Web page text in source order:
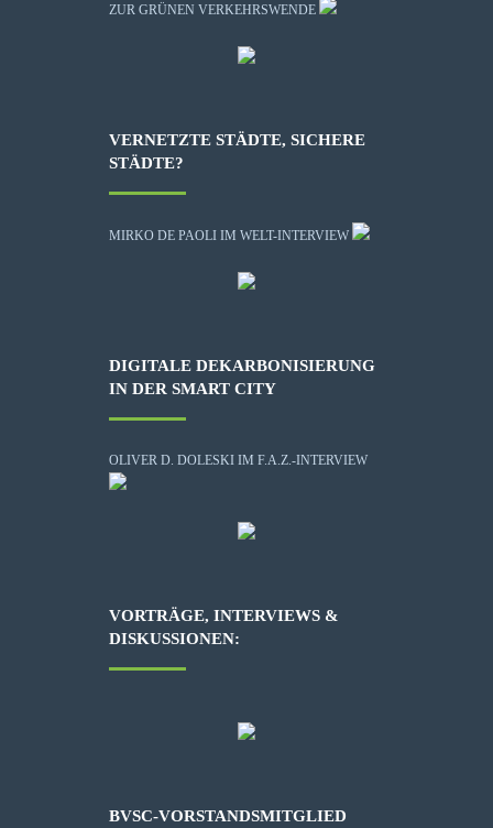
ZUR GRÜNEN VERKEHRSWENDE
VERNETZTE STÄDTE, SICHERE
STÄDTE?
MIRKO DE PAOLI IM WELT-INTERVIEW
DIGITALE DEKARBONISIERUNG
IN DER SMART CITY
OLIVER D. DOLESKI IM F.A.Z.-INTERVIEW
VORTRÄGE, INTERVIEWS &
DISKUSSIONEN:
BVSC-VORSTANDSMITGLIED